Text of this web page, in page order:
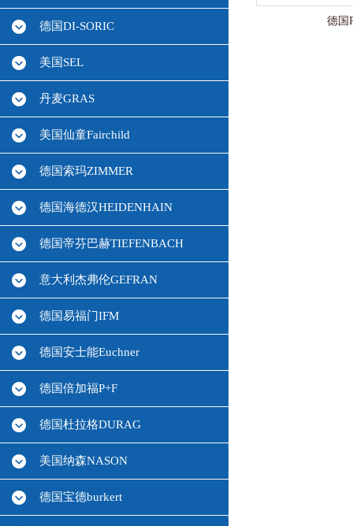
德国DI-SORIC
美国SEL
丹麦GRAS
美国仙童Fairchild
德国索玛ZIMMER
德国海德汉HEIDENHAIN
德国帝芬巴赫TIEFENBACH
意大利杰弗伦GEFRAN
德国易福门IFM
德国安士能Euchner
德国倍加福P+F
德国杜拉格DURAG
美国纳森NASON
德国宝德burkert
德国